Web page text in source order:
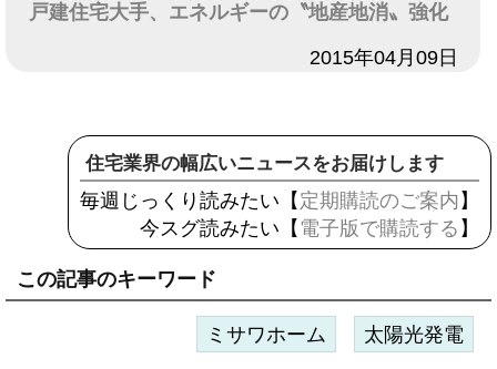
戸建住宅大手、エネルギーの〝地産地消〟強化
2015年04月09日
住宅業界の幅広いニュースをお届けします
毎週じっくり読みたい【 定期購読のご案内 】
今スグ読みたい【 電子版で購読する 】
この記事のキーワード
ミサワホーム 太陽光発電